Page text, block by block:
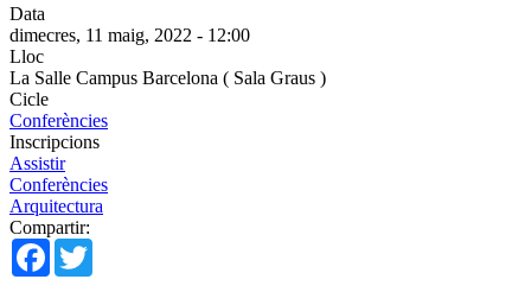
Data
dimecres, 11 maig, 2022 - 12:00
Lloc
La Salle Campus Barcelona ( Sala Graus )
Cicle
Conferències
Inscripcions
Assistir
Conferències
Arquitectura
Compartir:
Facebook